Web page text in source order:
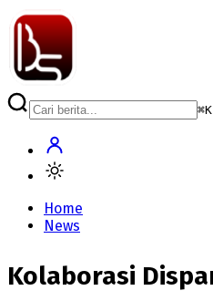
⌘K
Home
News
Kolaborasi